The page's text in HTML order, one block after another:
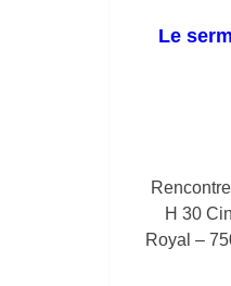
Le
H 30
Royal –